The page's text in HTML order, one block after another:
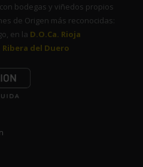
bodegas y viñedos propios
de Origen más reconocidas:
en la D.O.Ca. Rioja
Ribera del Duero